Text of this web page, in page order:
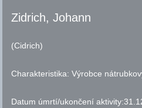
Zidrich, Johann
(Cidrich)
Charakteristika:Výrobce
Datum úmrtí/ukončení aktivity: